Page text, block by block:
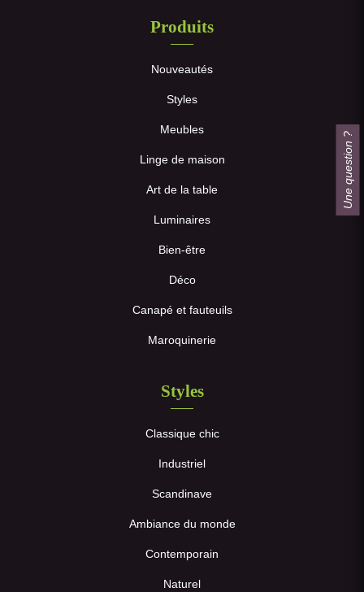
Produits
Nouveautés
Styles
Meubles
Linge de maison
Art de la table
Luminaires
Bien-être
Déco
Canapé et fauteuils
Maroquinerie
Styles
Classique chic
Industriel
Scandinave
Ambiance du monde
Contemporain
Naturel
Une question ?